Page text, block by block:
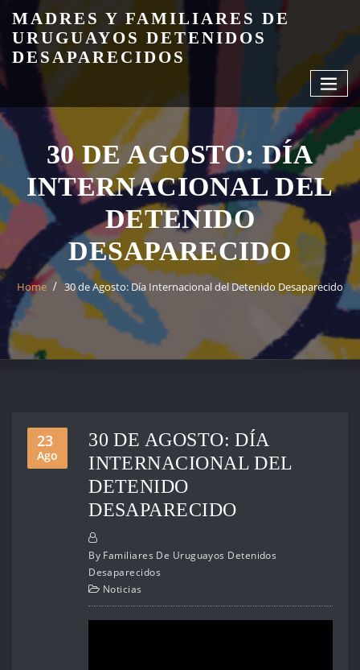
content
MADRES Y FAMILIARES DE
URUGUAYOS DETENIDOS
DESAPARECIDOS
30 DE AGOSTO: DÍA
INTERNACIONAL DEL
DETENIDO
DESAPARECIDO
Home 30 de Agosto: Día Internacional del Detenido Desaparecido
23
Ago
30 DE AGOSTO: DÍA
INTERNACIONAL DEL
DETENIDO
DESAPARECIDO
By Familiares De Uruguayos Detenidos
Desaparecidos
Noticias